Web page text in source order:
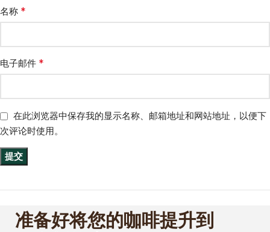
名称 *
电子邮件 *
在此浏览器中保存我的显示名称、邮箱地址和网站地址，以便下
次评论时使用。
准备好将您的咖啡提升到